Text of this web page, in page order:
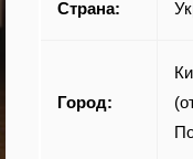
Страна:
Город: